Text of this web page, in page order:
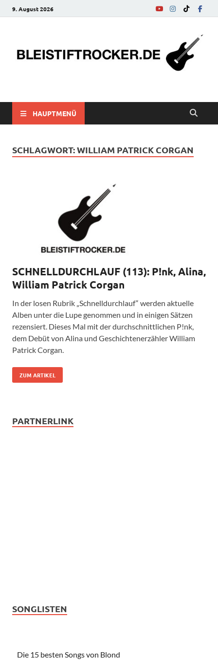
9. August 2026
bleistiftrocker.de
HAUPTMENÜ
SCHLAGWORT:WILLIAM PATRICK CORGAN
SCHNELLDURCHLAUF (113): P!nk, Alina,
William Patrick Corgan
In der losen Rubrik „Schnelldurchlauf“ werden aktuelle
Alben unter die Lupe genommen und in einigen Sätzen
rezensiert. Dieses Mal mit der durchschnittlichen P!nk,
dem Debüt von Alina und Geschichtenerzähler William
Patrick Corgan.
ZUM ARTIKEL
PARTNERLINK
SONGLISTEN
Die 15 besten Songs von Blond